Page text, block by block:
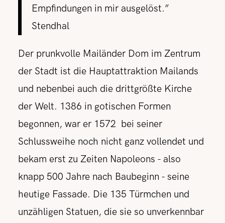
Empfindungen in mir ausgelöst.”
Stendhal
Der prunkvolle Mailänder Dom im Zentrum
der Stadt ist die Hauptattraktion Mailands
und nebenbei auch die drittgrößte Kirche
der Welt. 1386 in gotischen Formen
begonnen, war er 1572 bei seiner
Schlussweihe noch nicht ganz vollendet und
bekam erst zu Zeiten Napoleons - also
knapp 500 Jahre nach Baubeginn - seine
heutige Fassade. Die 135 Türmchen und
unzähligen Statuen, die sie so unverkennbar